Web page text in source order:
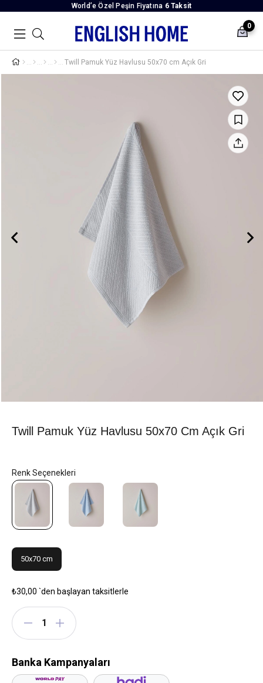
World’e Özel Peşin Fiyatına 6 Taksit
0
Twill Pamuk Yüz Havlusu 50x70 cm Açık Gri
Twill Pamuk Yüz Havlusu 50x70 Cm Açık Gri
50x70 cm
₺30,00 `den başlayan taksitlerle
Banka Kampanyaları